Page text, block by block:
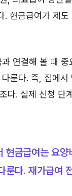
. 현금급여가 제
연결해 볼 때
룬다. 즉, 집에
다. 실제 신청 단
금급여는 요양
룬다. 재가급여